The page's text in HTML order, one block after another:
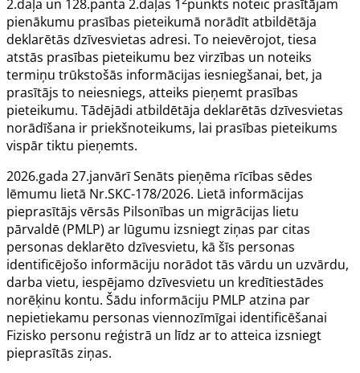
2.daļa un 128.panta 2.daļas 1 punkts noteic prasītājam
pienākumu prasības pieteikumā norādīt atbildētāja
deklarētās dzīvesvietas adresi. To neievērojot, tiesa
atstās prasības pieteikumu bez virzības un noteiks
termiņu trūkstošās informācijas iesniegšanai, bet, ja
prasītājs to neiesniegs, atteiks pieņemt prasības
pieteikumu. Tādējādi atbildētāja deklarētās dzīvesvietas
norādīšana ir priekšnoteikums, lai prasības pieteikums
vispār tiktu pieņemts.
2026.gada 27.janvārī Senāts pieņēma rīcības sēdes
lēmumu lietā Nr.SKC-178/2026. Lietā informācijas
pieprasītājs vērsās Pilsonības un migrācijas lietu
pārvaldē (PMLP) ar lūgumu izsniegt ziņas par citas
personas deklarēto dzīvesvietu, kā šīs personas
identificējošo informāciju norādot tās vārdu un uzvārdu,
darba vietu, iespējamo dzīvesvietu un kredītiestādes
norēķinu kontu. Šādu informāciju PMLP atzina par
nepietiekamu personas viennozīmīgai identificēšanai
Fizisko personu reģistrā un līdz ar to atteica izsniegt
pieprasītās ziņas.